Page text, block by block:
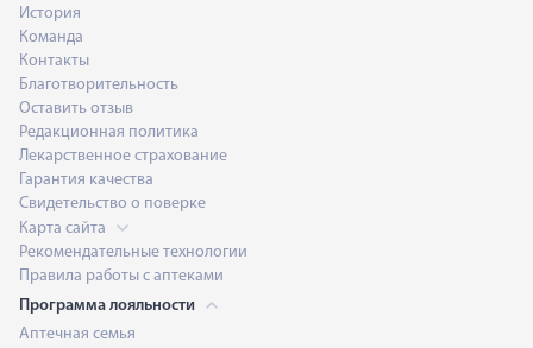
История
Команда
Контакты
Благотворительность
Оставить отзыв
Редакционная политика
Лекарственное страхование
Гарантия качества
Свидетельство о поверке
Карта сайта
Рекомендательные технологии
Правила работы с аптеками
Программа лояльности
Аптечная семья